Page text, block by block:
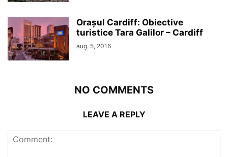
Orașul Cardiff: Obiective
turistice Tara Galilor – Cardiff
aug. 5, 2016
NO COMMENTS
LEAVE A REPLY